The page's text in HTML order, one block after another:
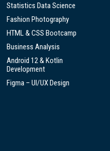
Statistics Data Science
Fashion Photography
HTML & CSS Bootcamp
Business Analysis
Android 12 & Kotlin
Development
Figma – UI/UX Design